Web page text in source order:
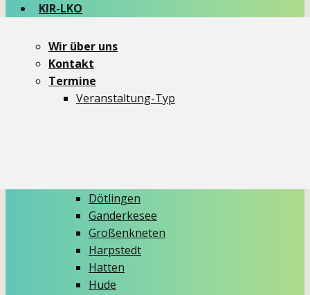
KIR-LKO
Wir über uns
Kontakt
Termine
Veranstaltung-Typ
dit und dat
Themen
Aktionen
Critical Mass
Dötlingen
Ganderkesee
Großenkneten
Harpstedt
Hatten
Hude